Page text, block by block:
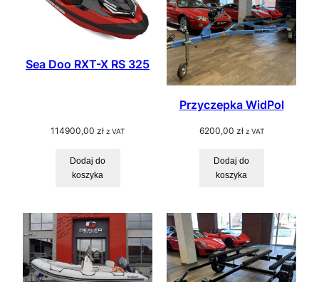
Sea Doo RXT-X RS 325
114900,00 zł z VAT
Dodaj do
koszyka
Przyczepka WidPol
6200,00 zł z VAT
Dodaj do
koszyka